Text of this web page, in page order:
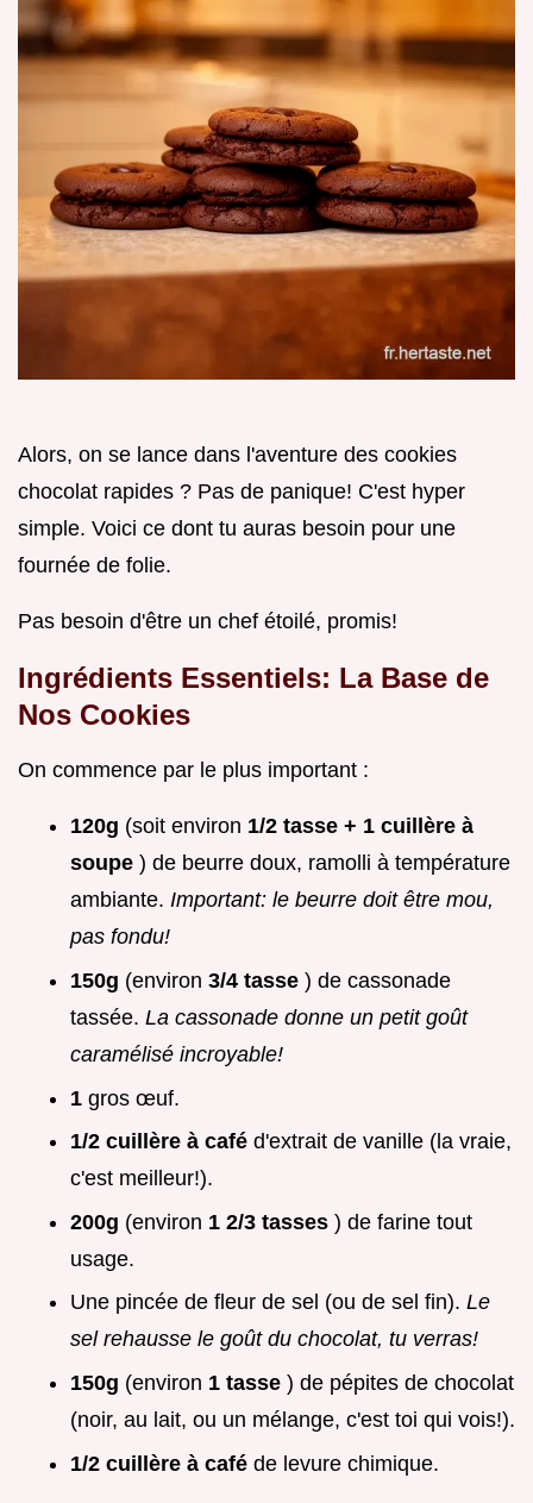
Alors, on se lance dans l'aventure des cookies
chocolat rapides ? Pas de panique! C'est hyper
simple. Voici ce dont tu auras besoin pour une
fournée de folie.
Pas besoin d'être un chef étoilé, promis!
Ingrédients Essentiels: La Base de
Nos Cookies
On commence par le plus important :
120g (soit environ 1/2 tasse + 1 cuillère à
soupe ) de beurre doux, ramolli à température
ambiante. Important: le beurre doit être mou,
pas fondu!
150g (environ 3/4 tasse ) de cassonade
tassée. La cassonade donne un petit goût
caramélisé incroyable!
1 gros œuf.
1/2 cuillère à café d'extrait de vanille (la vraie,
c'est meilleur!).
200g (environ 1 2/3 tasses ) de farine tout
usage.
Une pincée de fleur de sel (ou de sel fin). Le
sel rehausse le goût du chocolat, tu verras!
150g (environ 1 tasse ) de pépites de chocolat
(noir, au lait, ou un mélange, c'est toi qui vois!).
1/2 cuillère à café de levure chimique.